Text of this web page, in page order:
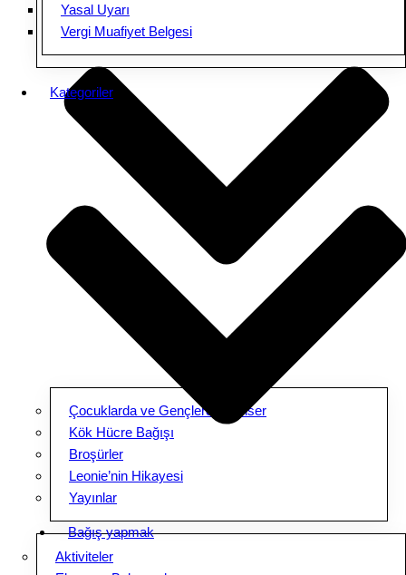
Çocuklarda ve Gençlerde Kanser
Kök Hücre Bağışı
Broşürler
Leonie’nin Hikayesi
Yayınlar
Bağış yapmak
Yasal Uyarı
Vergi Muafiyet Belgesi
Kategoriler
Aktiviteler